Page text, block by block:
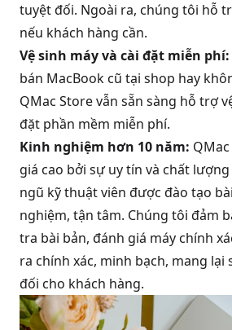
tuyệt đối. Ngoài ra, chúng tôi hỗ
nếu khách hàng cần.
Vệ sinh máy và cài đặt miễn phí:
bán MacBook cũ tại shop hay
QMac Store vẫn sẵn sàng hỗ trợ
đặt phần mềm miễn phí.
Kinh nghiệm hơn 10 năm:
giá cao bởi sự uy tín và chất
ngũ kỹ thuật viên được đào tạo
nghiệm, tận tâm. Chúng tôi đảm
tra bài bản, đánh giá máy chính
ra chính xác, minh bạch, mang
đối cho khách hàng.